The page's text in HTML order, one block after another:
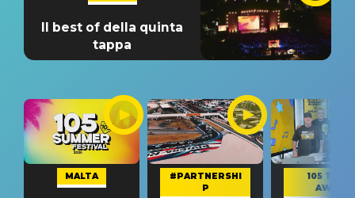
Il best of della quinta
tappa
MALTA
#PARTNERSHI
P
105 TAKE
AWAY